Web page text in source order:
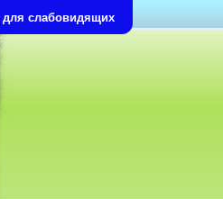
для слабовидящих